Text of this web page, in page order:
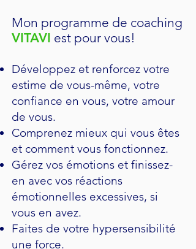
Mon programme de coaching
VITAVI est pour vous!
Développez et renforcez votre
estime de vous-même, votre
confiance en vous, votre amour
de vous.
Comprenez mieux qui vous êtes
et comment vous fonctionnez.
Gérez vos émotions et finissez-
en avec vos réactions
émotionnelles excessives, si
vous en avez.
Faites de votre hypersensibilité
une force.